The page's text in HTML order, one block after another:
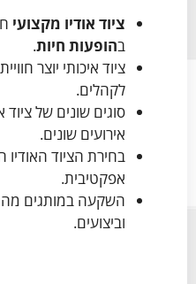
ציוד אודיו מקצועי
בהופעות חיות.
ציוד איכותי יוצר
לקהלים.
סוגים שונים של ציוד
אירועים שונים.
בחירת הציוד האודיו
אפקטיבית.
השקעה במותגים
וביצועים.